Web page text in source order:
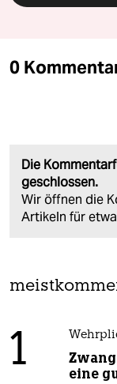
0
Die
geschlossen.
Wir öffnen die
Artikeln für
1
eine